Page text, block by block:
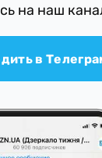
на наш
в